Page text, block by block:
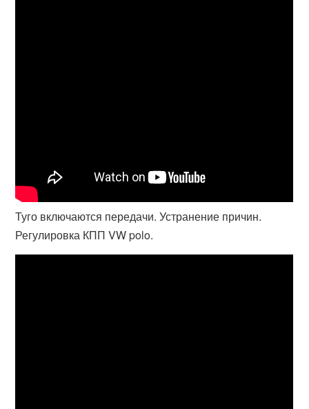
Туго включаются передачи. Устранение причин.
Регулировка КПП VW polo.